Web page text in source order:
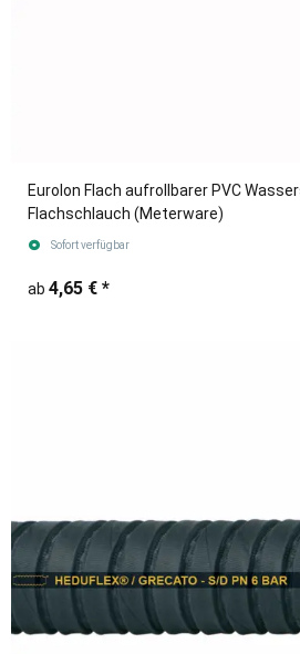
Eurolon Flach aufrollbarer PVC
Flachschlauch (Meterware)
Sofort verfügbar
ab 4,65 € *